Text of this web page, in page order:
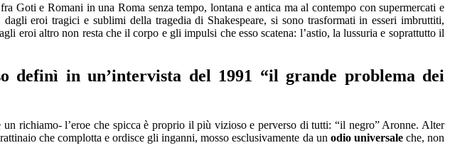
Goti e Romani in una Roma senza tempo, lontana e antica ma al contempo con supermercati e
dagli eroi tragici e sublimi della tragedia di Shakespeare, si sono trasformati in esseri imbruttiti,
eroi altro non resta che il corpo e gli impulsi che esso scatena: l’astio, la lussuria e soprattuttoil
definì in un’intervista del 1991 “il grande problema dei
un richiamo- l’eroe chespicca è proprio il più vizioso e perverso di tutti:“il negro”Aronne. Alter
che complotta eordisce gli inganni, mosso esclusivamente da un odio universaleche, non